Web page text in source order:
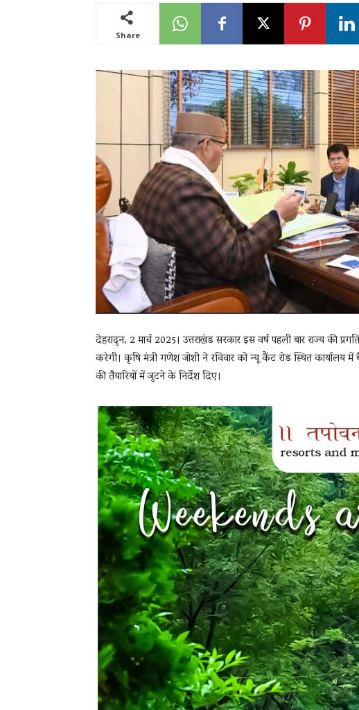
News
LIVE
Share
देहरादून, 2 मार्च 2025। उत्तराखंड सरकार इस वर्ष पहली बार राज्य की
करेगी। कृषि मंत्री गणेश जोशी ने रविवार को न्यू कैंट रोड स्थित
की तैयारियों में जुटने के निर्देश दिए।